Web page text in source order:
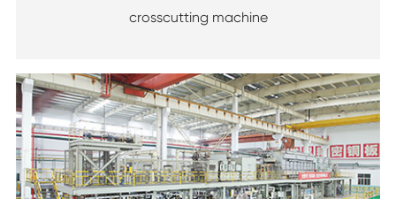
crosscutting machine